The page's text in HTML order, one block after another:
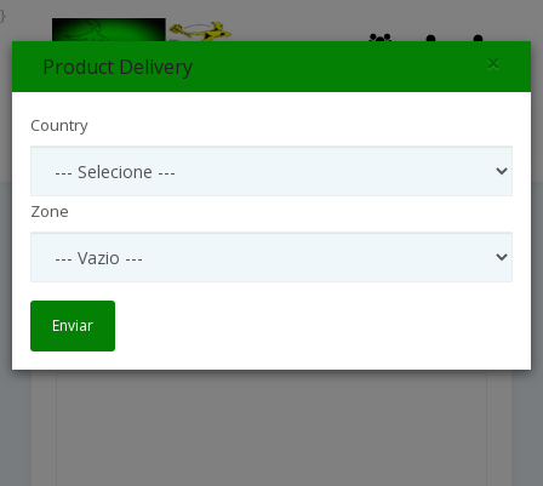
12 Roses Medium Stemmed
}
Product Delivery ×
Country
Zone
Enviar